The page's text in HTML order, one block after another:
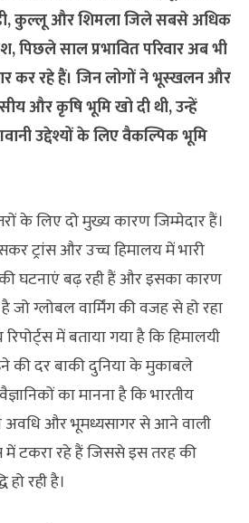
कुल्लू और शिमला जिले सबसे अधिक
पिछले साल प्रभावित परिवार अब भी
कर रहे हैं। जिन लोगों ने भूस्खलन और
और कृषि भूमि खो दी थी, उन्हें
उद्देश्यों के लिए वैकल्पिक भूमि
के लिए दो मुख्य कारण जिम्मेदार हैं।
ट्रांस और उच्च हिमालय में भारी
घटनाएं बढ़ रही हैं और इसका कारण
जो ग्लोबल वार्मिंग की वजह से हो रहा
रिपोर्ट्स में बताया गया है कि हिमालयी
की दर बाकी दुनिया के मुकाबले
का मानना है कि भारतीय
अवधि और भूमध्यसागर से आने वाली
में टकरा रहे हैं जिससे इस तरह की
रही है।